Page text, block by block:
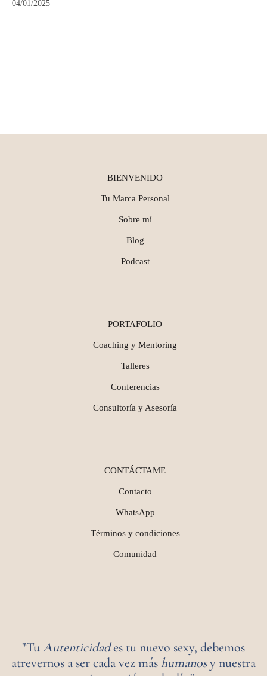
04/01/2025
BIENVENIDO
Tu Marca Personal
Sobre mí
Blog
Podcast
PORTAFOLIO
Coaching y Mentoring
Talleres
Conferencias
Consultoría y Asesoría
CONTÁCTAME
Contacto
WhatsApp
Términos y condiciones
Comunidad
"TuAutenticidades tu nuevo sexy, debemos
atrevernos a ser cada vez máshumanosy nuestra